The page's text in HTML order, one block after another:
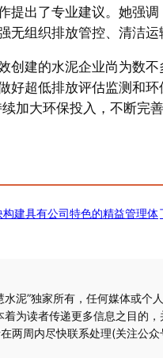
提出了专业建议。她强
无组织排放管控、清洁运
创建的水泥企业尚为数
好超低排放评估监测和
加大环保投入，不断完
建具有公司特色的精益管理体
水泥”独家所有，任何媒体或个
着为读者传递更多信息之目的
两周内尽快联系处理(关注公众